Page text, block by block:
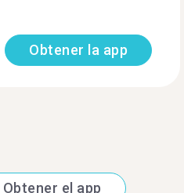
Obtener la app
Obtener el app